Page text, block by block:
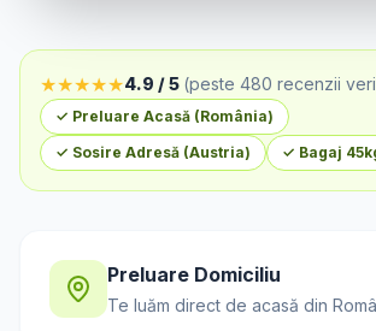
★★★★★4.9 / 5 (peste 480 recenzii
✓ Preluare Acasă (România)
✓ Sosire Adresă (Austria) ✓ Bagaj
Preluare Domiciliu
Te luăm direct de acasă din